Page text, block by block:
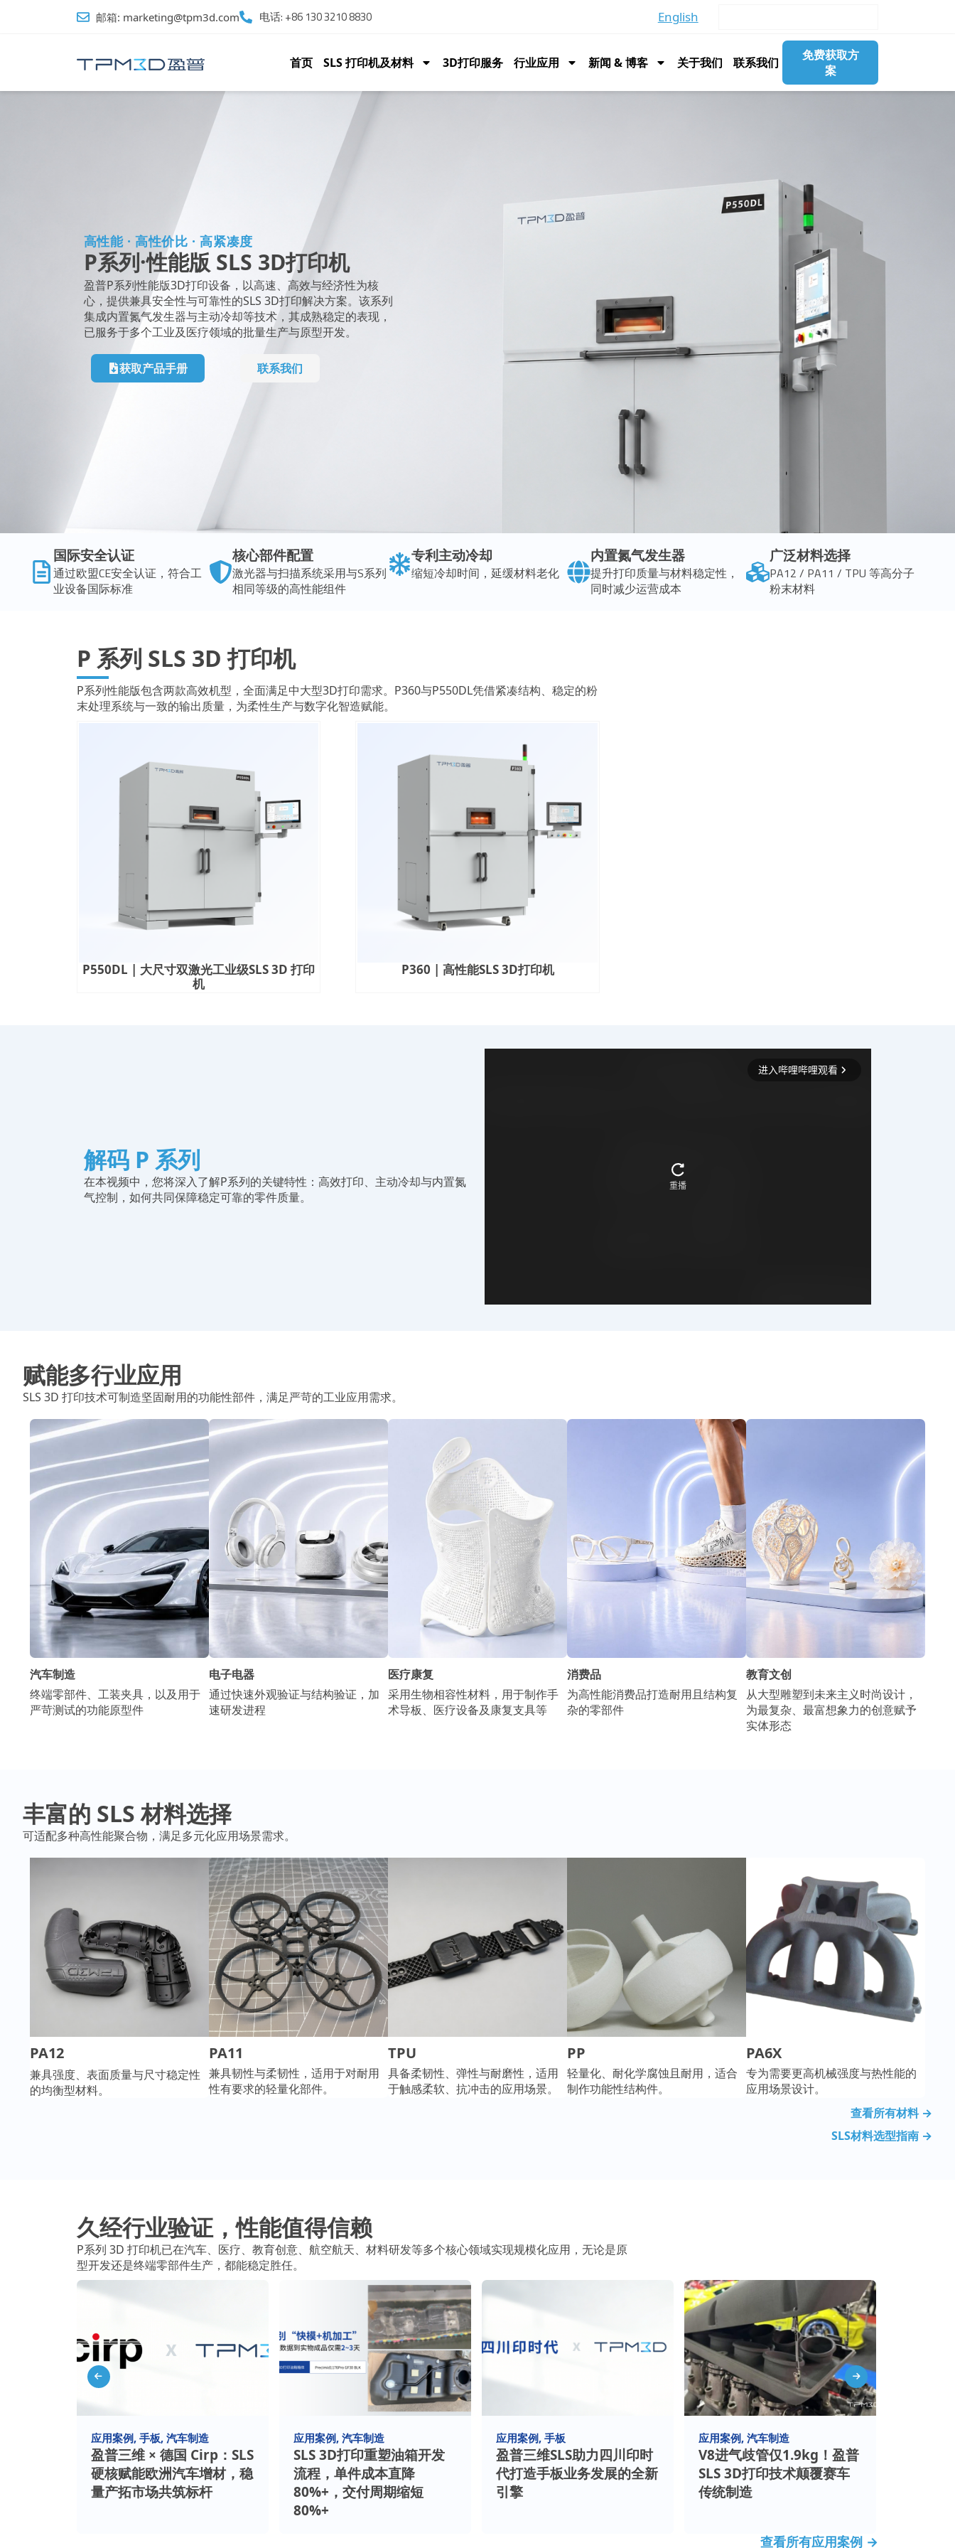
邮箱: marketing@tpm3d.com 电话: +86 130 3210 8830 English
首页 SLS 打印机及材料 3D打印服务 行业应用 新闻 & 博客 关于我们 联系我们
免费获取方
案
高性能 · 高性价比 · 高紧凑度
P系列·性能版 SLS 3D打印机
盈普P系列性能版3D打印设备，以高速、高效与经济性为核
心，提供兼具安全性与可靠性的SLS 3D打印解决方案。该系列
集成内置氮气发生器与主动冷却等技术，其成熟稳定的表现，
已服务于多个工业及医疗领域的批量生产与原型开发。
获取产品手册 联系我们
国际安全认证
通过欧盟CE安全认证，符合工
业设备国际标准
核心部件配置
激光器与扫描系统采用与S系列
相同等级的高性能组件
专利主动冷却
缩短冷却时间，延缓材料老化
内置氮气发生器
提升打印质量与材料稳定性，
同时减少运营成本
广泛材料选择
PA12 / PA11 / TPU 等高分子
粉末材料
P 系列 SLS 3D 打印机
P系列性能版包含两款高效机型，全面满足中大型3D打印需求。P360与P550DL凭借紧凑结构、稳定的粉
末处理系统与一致的输出质量，为柔性生产与数字化智造赋能。
P550DL | 大尺寸双激光工业级SLS 3D 打印
机
P360 | 高性能SLS 3D打印机
解码 P 系列
在本视频中，您将深入了解P系列的关键特性：高效打印、主动冷却与内置氮
气控制，如何共同保障稳定可靠的零件质量。
赋能多行业应用
SLS 3D 打印技术可制造坚固耐用的功能性部件，满足严苛的工业应用需求。
汽车制造
终端零部件、工装夹具，以及用于
严苛测试的功能原型件
电子电器
通过快速外观验证与结构验证，加
速研发进程
医疗康复
采用生物相容性材料，用于制作手
术导板、医疗设备及康复支具等
消费品
为高性能消费品打造耐用且结构复
杂的零部件
教育文创
从大型雕塑到未来主义时尚设计，
为最复杂、最富想象力的创意赋予
实体形态
丰富的 SLS 材料选择
可适配多种高性能聚合物，满足多元化应用场景需求。
PA12
兼具强度、表面质量与尺寸稳定性
的均衡型材料。
PA11
兼具韧性与柔韧性，适用于对耐用
性有要求的轻量化部件。
TPU
具备柔韧性、弹性与耐磨性，适用
于触感柔软、抗冲击的应用场景。
PP
轻量化、耐化学腐蚀且耐用，适合
制作功能性结构件。
PA6X
专为需要更高机械强度与热性能的
应用场景设计。
查看所有材料 →
SLS材料选型指南 →
久经行业验证，性能值得信赖
P系列 3D 打印机已在汽车、医疗、教育创意、航空航天、材料研发等多个核心领域实现规模化应用，无论是原
型开发还是终端零部件生产，都能稳定胜任。
应用案例 手板 汽车制造
盈普三维 × 德国 Cirp：SLS
硬核赋能欧洲汽车增材，稳
量产拓市场共筑标杆
应用案例 汽车制造
SLS 3D打印重塑油箱开发
流程，单件成本直降
80%+，交付周期缩短
80%+
应用案例 手板
盈普三维SLS助力四川印时
代打造手板业务发展的全新
引擎
应用案例 汽车制造
V8进气歧管仅1.9kg！盈普
SLS 3D打印技术颠覆赛车
传统制造
查看所有应用案例 →